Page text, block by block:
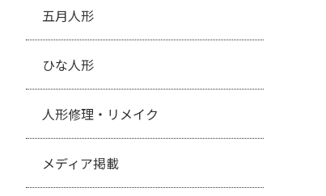
五月人形
ひな人形
人形修理・リメイク
メディア掲載